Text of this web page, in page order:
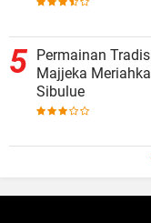
Permainan
Majjeka
Sibulue